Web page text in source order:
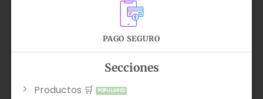
PAGO SEGURO
Secciones
Productos 🛒